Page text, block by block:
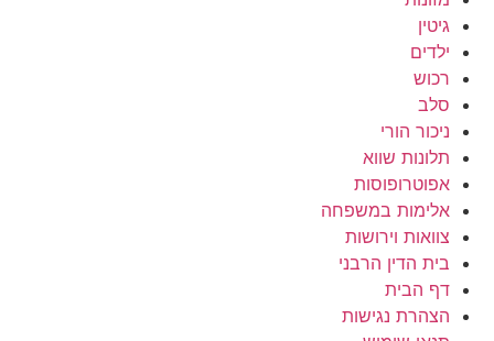
גיטין
ילדים
רכוש
סלב
ניכור הורי
תלונות שווא
אפוטרופוסות
אלימות במשפחה
צוואות וירושות
בית הדין הרבני
דף הבית
הצהרת נגישות